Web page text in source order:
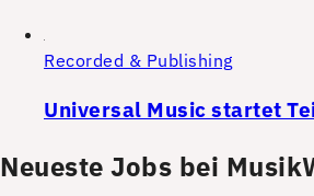
Recorded & Publishing
Universal Music startet
Neueste Jobs bei